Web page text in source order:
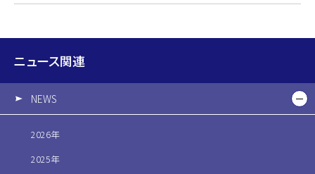
ニュース関連
NEWS
2026年
2025年